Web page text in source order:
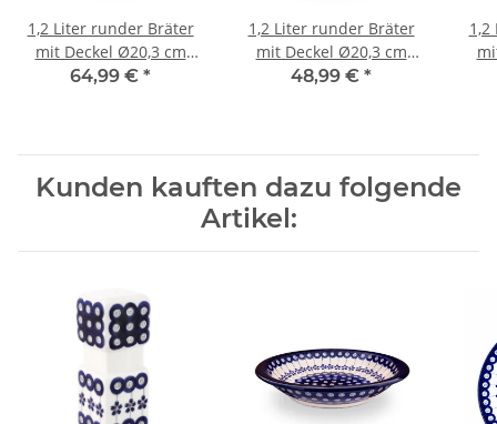
1,2 Liter runder Bräter
mit Deckel Ø20,3 cm
Dekor 111
64,99 € *
1,2 Liter runder Bräter
mit Deckel Ø20,3 cm
Dekor 120
48,99 € *
Kunden kauften dazu folgende
Artikel: